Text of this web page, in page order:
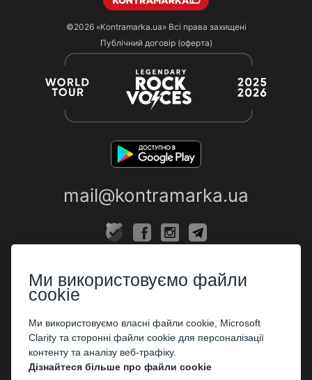
©2026 «Kontramarka.ua»Всі права захищені
Публічний договір (оферта)
mail@kontramarka.ua
Каси
ПАРТНЕРАМ
Організаторам
Корпоративним клієнтам
Ми використовуємо файли
cookie
Ми використовуємо власні файли cookie, Microsoft
Clarity та сторонні файли cookie для персоналізації
контенту та аналізу веб-трафіку.
Дізнайтеся більше про файли cookie